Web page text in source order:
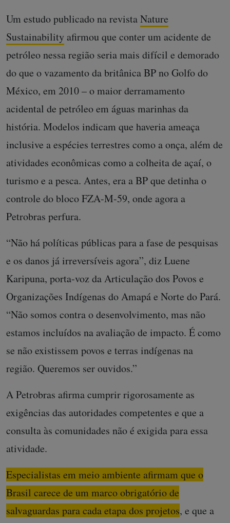
Um estudo publicado na revistaNature
Sustainability afirmou que conter um acidente de
petróleo nessa região seria mais difícil e demorado
do que o vazamento da britânica BP no Golfo do
México, em 2010 – o maior derramamento
acidental de petróleo em águas marinhas da
história. Modelos indicam que haveria ameaça
inclusive a espécies terrestres como a onça, além de
atividades econômicas como a colheita de açaí, o
turismo e a pesca. Antes, era a BP que detinha o
controle do bloco FZA-M-59, onde agora a
Petrobras perfura.
“Não há políticas públicas para a fase de pesquisas
e os danos já irreversíveis agora”, diz Luene
Karipuna, porta-voz da Articulação dos Povos e
Organizações Indígenas do Amapá e Norte do Pará.
“Não somos contra o desenvolvimento, mas não
estamos incluídos na avaliação de impacto. É como
se não existissem povos e terras indígenas na
região. Queremos ser ouvidos.”
A Petrobras afirma cumprir rigorosamente as
exigências das autoridades competentes e que a
consulta às comunidades não é exigida para essa
atividade.
Especialistas em meio ambiente afirmam que o
Brasil carece de um marco obrigatório de
salvaguardas para cada etapa dos projetos, e que a